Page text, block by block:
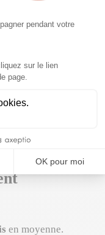
?
à charge en 2
en moyenne.